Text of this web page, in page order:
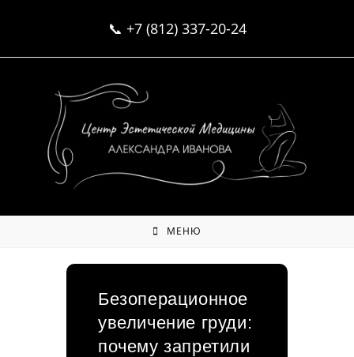
📞 +7 (812) 337-20-24
МЕНЮ
Безоперационное
увеличение груди:
почему запретили